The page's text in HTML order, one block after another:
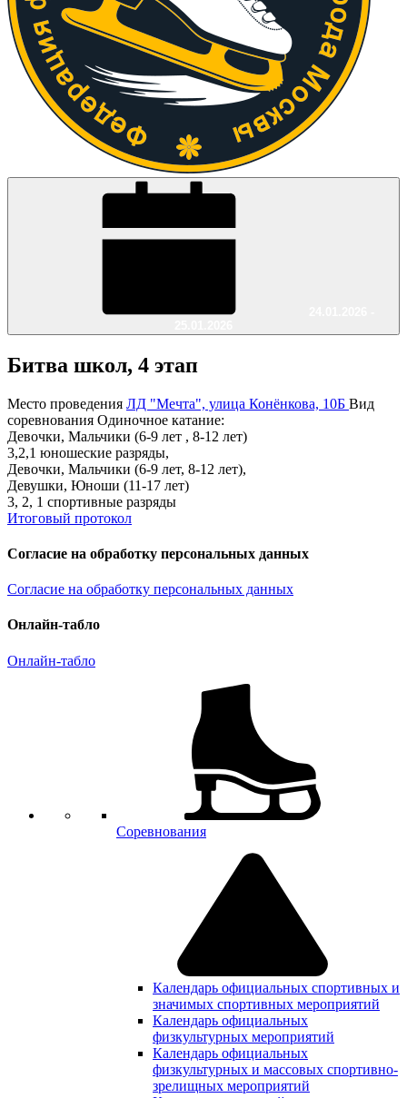
Битва школ, 4 этап
Место проведения ЛД "Мечта", улица Конёнкова, 10Б Вид
соревнования Одиночное катание:
Девочки, Мальчики (6-9 лет , 8-12 лет)
3,2,1 юношеские разряды,
Девочки, Мальчики (6-9 лет, 8-12 лет),
Девушки, Юноши (11-17 лет)
3, 2, 1 спортивные разряды
Итоговый протокол
Согласие на обработку персональных данных
Согласие на обработку персональных данных
Онлайн-табло
Онлайн-табло
Соревнования
Календарь официальных спортивных и
значимых спортивных мероприятий
Календарь официальных
физкультурных мероприятий
Календарь официальных
физкультурных и массовых спортивно-
зрелищных мероприятий